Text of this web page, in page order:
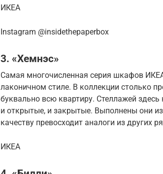
ИКЕА
Instagram @insidethepaperbox
3. «Хемнэс»
Самая многочисленная серия шкафов
лаконичном стиле. В коллекции столько
буквально всю квартиру. Стеллажей
и открытые, и закрытые. Выполнены они
качеству превосходит аналоги из других
ИКЕА